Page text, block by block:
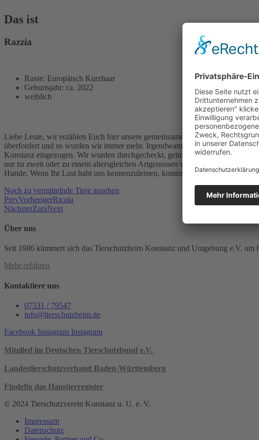
Das ist
Razzia
Rasse: Europäisch Kurzhaar
Geburtsjahr: ca. 2022
weiblich
Liebe Leute, wir erzählen Euch hier unsere gemeinsame Geschichte, die der
überfordert und so wurden wir immer mehr. Irgendwann sind
Konstanz eingezogen. Wir wurden durchgecheckt, geimpft und kastriert.
nur zu zweit oder zu einem altersgleichen Artgenossen vermittelt. Wir waren
Hunde. Wenn Ihr Lust habt uns kennenzulernen, kommt einfach mal zu den
Noch zu vermittelnde Tiere ansehen
PrevVorherigerRicola
NächsterZaraNext
Über uns
Seit 1986 kümmert sich das Tierschutzheim Konstanz und Umgebung e.V.
Mehr erfahren
Kontaktiere uns
07531 / 79547
info@tierschutzheim.de
Facebook Instagram Instagram
Mitglied im Deutschen Tierschutzbund e.V.
Landestierschutzverband Baden-Württemberg
Findefix das Haustierregister
© 2024 Tierschutzverein Konstanz u. U. e. V.
Impressum
Datenschutz